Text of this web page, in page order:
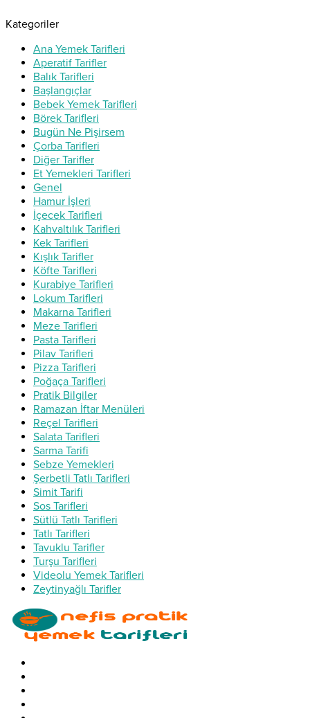
Kategoriler
Ana Yemek Tarifleri
Aperatif Tarifler
Balık Tarifleri
Başlangıçlar
Bebek Yemek Tarifleri
Börek Tarifleri
Bugün Ne Pişirsem
Çorba Tarifleri
Diğer Tarifler
Et Yemekleri Tarifleri
Genel
Hamur İşleri
İçecek Tarifleri
Kahvaltılık Tarifleri
Kek Tarifleri
Kışlık Tarifler
Köfte Tarifleri
Kurabiye Tarifleri
Lokum Tarifleri
Makarna Tarifleri
Meze Tarifleri
Pasta Tarifleri
Pilav Tarifleri
Pizza Tarifleri
Poğaça Tarifleri
Pratik Bilgiler
Ramazan İftar Menüleri
Reçel Tarifleri
Salata Tarifleri
Sarma Tarifi
Sebze Yemekleri
Şerbetli Tatlı Tarifleri
Simit Tarifi
Sos Tarifleri
Sütlü Tatlı Tarifleri
Tatlı Tarifleri
Tavuklu Tarifler
Turşu Tarifleri
Videolu Yemek Tarifleri
Zeytinyağlı Tarifler